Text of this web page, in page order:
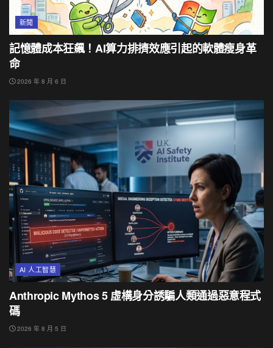
新聞
記憶體成本狂飆！AI算力排擠效應引起的軟體瘦身革
命
2026 年 8 月 6 日
AI 人工智慧
Anthropic Mythos 5 虛構身分誘騙人類通過惡意程式
碼
2026 年 8 月 5 日